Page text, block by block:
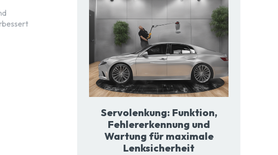
Servolenkung: Funktion,
Fehlererkennung und
Wartung für maximale
Lenksicherheit